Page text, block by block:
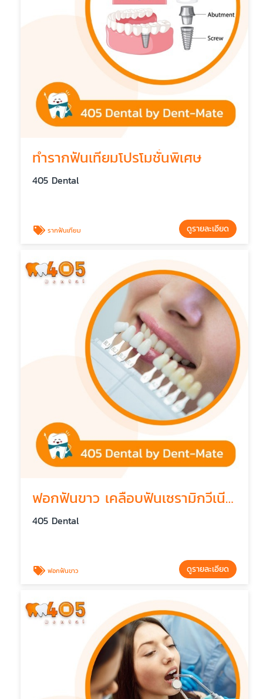
ทำรากฟันเทียมโปรโมชั่นพิเศษ
405 Dental
รากฟันเทียม ดูรายละเอียด
ฟอกฟันขาว เคลือบฟันเซรามิกวีเนียร์ราคาพิเศษ
405 Dental
ฟอกฟันขาว ดูรายละเอียด